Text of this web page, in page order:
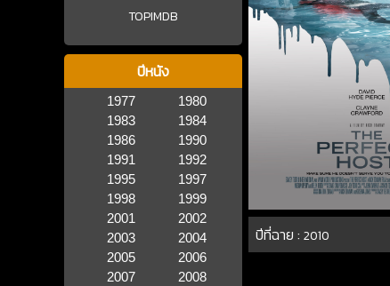
TOPIMDB
ปีหนัง
1977
1980
1983
1984
1986
1990
1991
1992
1995
1997
1998
1999
2001
2002
2003
2004
2005
2006
2007
2008
ปีที่ฉาย :2010